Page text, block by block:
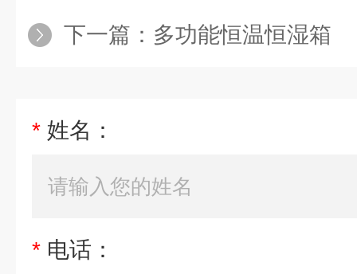
下一篇： 多功能恒温恒湿箱
* 姓名：
* 电话：